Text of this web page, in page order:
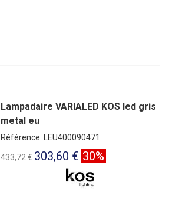
Lampadaire VARIALED KOS led gris
metal eu
Référence: LEU400090471
433,72 € 303,60 € 30%